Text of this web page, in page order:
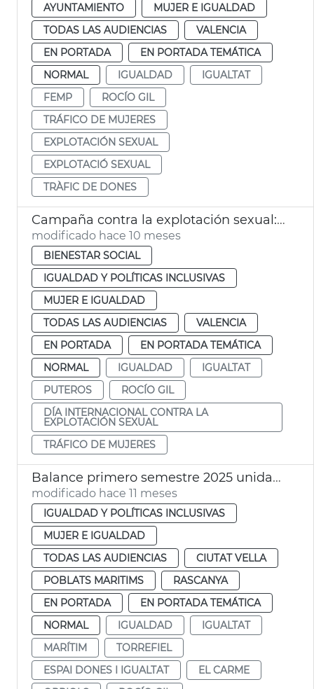
AYUNTAMIENTO
MUJER E IGUALDAD
TODAS LAS AUDIENCIAS
VALENCIA
EN PORTADA
EN PORTADA TEMÁTICA
NORMAL
IGUALDAD
IGUALTAT
FEMP
ROCÍO GIL
TRÁFICO DE MUJERES
EXPLOTACIÓN SEXUAL
EXPLOTACIÓ SEXUAL
TRÀFIC DE DONES
Campaña contra la explotación sexual: “Si eres putero, eres cómplice"
modificado hace 10 meses
BIENESTAR SOCIAL
IGUALDAD Y POLÍTICAS INCLUSIVAS
MUJER E IGUALDAD
TODAS LAS AUDIENCIAS
VALENCIA
EN PORTADA
EN PORTADA TEMÁTICA
NORMAL
IGUALDAD
IGUALTAT
PUTEROS
ROCÍO GIL
DÍA INTERNACIONAL CONTRA LA
EXPLOTACIÓN SEXUAL
TRÁFICO DE MUJERES
Balance primero semestre 2025 unidades igualdad Ayuntamiento de València
modificado hace 11 meses
IGUALDAD Y POLÍTICAS INCLUSIVAS
MUJER E IGUALDAD
TODAS LAS AUDIENCIAS
CIUTAT VELLA
POBLATS MARITIMS
RASCANYA
EN PORTADA
EN PORTADA TEMÁTICA
NORMAL
IGUALDAD
IGUALTAT
MARÍTIM
TORREFIEL
ESPAI DONES I IGUALTAT
EL CARME